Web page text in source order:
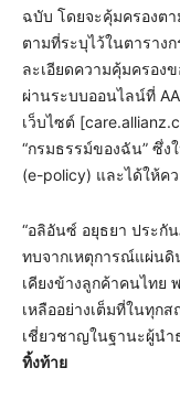
ฉบับ โดยจะคุ้มครองต
ตามที่ระบุไว้ในตาราง
ละเอียดความคุ้มครอง
ผ่านระบบออนไลน์ที่
เว็บไซต์
“กรมธรรม์ของฉัน” ซึ่ง
(e-policy) และได้ให้ค
“อลิอันซ์ อยุธยา ประกั
ทบจากเหตุการณ์แผ่นดิ
เคียงข้างลูกค้าคนไทย
เหลืออย่างเต็มที่ในทุก
เชี่ยวชาญในฐานะผู้นำ
ทิ้งท้าย